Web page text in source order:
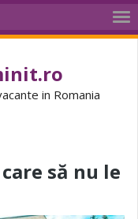
in Romania
să nu le